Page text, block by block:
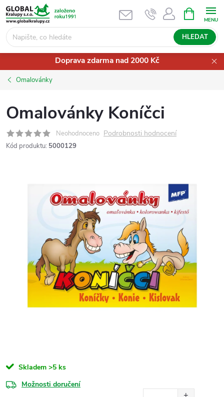
Přejít
na
obsah
HLEDAT
NÁKUPNÍ
KOŠÍK
Doprava zdarma nad 2000 Kč
Omalovánky
Omalovánky Koníčci
Neohodnoceno Podrobnosti hodnocení
Kód produktu: 5000129
Skladem >5 ks
Možnosti doručení